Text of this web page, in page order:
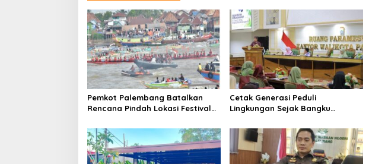
Pemkot Palembang Batalkan
Rencana Pindah Lokasi Festival
Musi
Cetak Generasi Peduli
Lingkungan Sejak Bangku
Perkuat Program Adiwiyata